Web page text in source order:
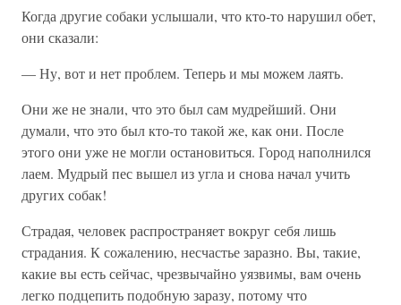
Когда другие собаки услышали, что кто-то нарушил обет,
они сказали:
— Ну, вот и нет проблем. Теперь и мы можем лаять.
Они же не знали, что это был сам мудрейший. Они
думали, что это был кто-то такой же, как они. После
этого они уже не могли остановиться. Город наполнился
лаем. Мудрый пес вышел из угла и снова начал учить
других собак!
Страдая, человек распространяет вокруг себя лишь
страдания. К сожалению, несчастье заразно. Вы, такие,
какие вы есть сейчас, чрезвычайно уязвимы, вам очень
легко подцепить подобную заразу, потому что